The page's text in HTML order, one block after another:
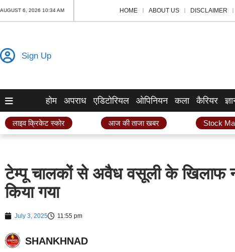
AUGUST 6, 2026 10:34 AM HOME ABOUT US DISCLAIMER
Sign Up
होम अपराध एडिटोरियल ओपिनियन कला कैरियर
लाइव क्रिकेट स्कोर आज की ताजा खबर Stock
टेम्पू चालकों से अवैध वसूली के खिलाफ
किया गया
July 3, 2025 11:55 pm
SHANKHNAD